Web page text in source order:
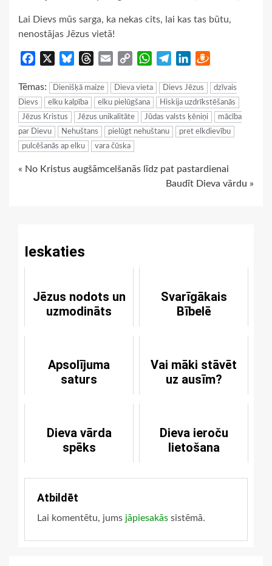
Lai Dievs mūs sarga, ka nekas cits, lai kas tas būtu,
nenostājas Jēzus vietā!
Facebook BlueskyThreads
Email
Copy
WhatsApp
TelegramLinkedIn
Tēmas: Dienišķā maize Dieva vieta Dievs Jēzus
dzīvais
Dievs
elku kalpība elku pielūgšana
Hiskija uzdrīkstēšanās
Jēzus Kristus
Jēzus unikalitāte Jūdas valsts ķēniņi
mācība
par Dievu
Nehuštans pielūgt nehuštanu
pret elkdievību
pulcēšanās ap elku
vara čūska
Continue
« No Kristus augšāmcelšanās līdz pat pastardienai
Baudīt Dieva vārdu »
Ieskaties
Jēzus nodots un
uzmodināts
Svarīgākais
Bībelē
Apsolījuma
saturs
Vai māki stāvēt
uz ausīm?
Dieva vārda
spēks
Dieva ieroču
lietošana
Atbildēt
Lai komentētu, jums jāpiesakās sistēmā.